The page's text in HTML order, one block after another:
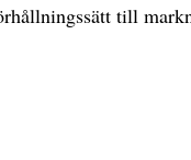
till